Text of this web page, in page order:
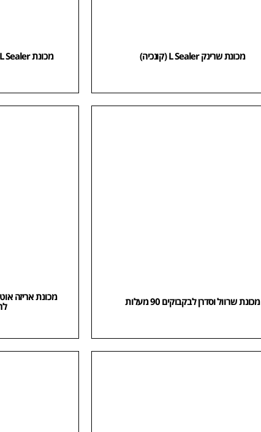
מכונת שרינק L Sealer (קונכיה) מכונת L Sealer משולבת עם מנהרה (קומבו)
מכונת שרוול וסדרן לבקבוקים 90 מעלות